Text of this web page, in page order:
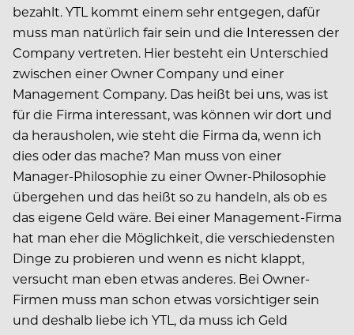
bezahlt. YTL kommt einem sehr entgegen, dafür
muss man natürlich fair sein und die Interessen der
Company vertreten. Hier besteht ein Unterschied
zwischen einer Owner Company und einer
Management Company. Das heißt bei uns, was ist
für die Firma interessant, was können wir dort und
da herausholen, wie steht die Firma da, wenn ich
dies oder das mache? Man muss von einer
Manager-Philosophie zu einer Owner-Philosophie
übergehen und das heißt so zu handeln, als ob es
das eigene Geld wäre. Bei einer Management-Firma
hat man eher die Möglichkeit, die verschiedensten
Dinge zu probieren und wenn es nicht klappt,
versucht man eben etwas anderes. Bei Owner-
Firmen muss man schon etwas vorsichtiger sein
und deshalb liebe ich YTL, da muss ich Geld